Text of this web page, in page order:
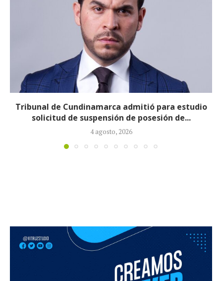
Reducirán afiliados de la Nueva EPS: propuesta de
la ministra de Salud...
3 agosto, 2026